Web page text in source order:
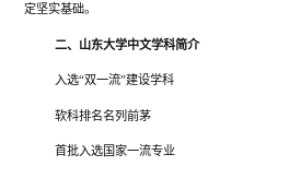
定坚实基础。
二、山东大学中文学科简介
入选“双一流”建设学科
软科排名名列前茅
首批入选国家一流专业